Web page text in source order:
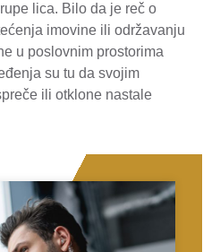
lica. Bilo da je reč o
imovine ili održavanju
u poslovnim prostorima
su tu da svojim
ili otklone nastale